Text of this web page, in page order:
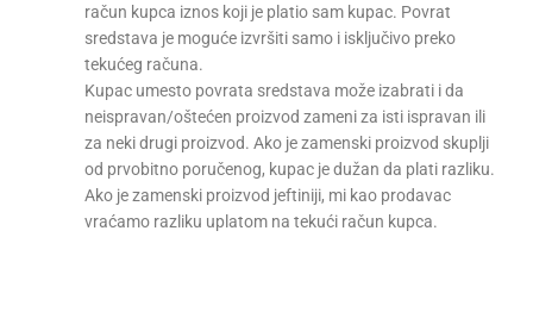
račun kupca iznos koji je platio sam kupac. Povrat
sredstava je moguće izvršiti samo i isključivo preko
tekućeg računa.
Kupac umesto povrata sredstava može izabrati i da
neispravan/oštećen proizvod zameni za isti ispravan ili
za neki drugi proizvod. Ako je zamenski proizvod skuplji
od prvobitno poručenog, kupac je dužan da plati razliku.
Ako je zamenski proizvod jeftiniji, mi kao prodavac
vraćamo razliku uplatom na tekući račun kupca.